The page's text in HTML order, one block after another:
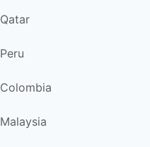
Qatar
Peru
Colombia
Malaysia